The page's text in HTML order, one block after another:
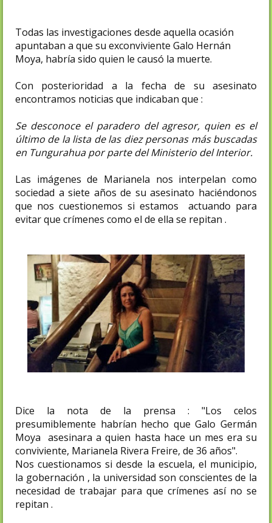
Todas las investigaciones desde aquella ocasión
apuntaban a que su exconviviente Galo Hernán
Moya, habría sido quien le causó la muerte.
Con posterioridad a la fecha de su asesinato
encontramos noticias que indicaban que :
Se desconoce el paradero del agresor, quien es el
último de la lista de las diez personas más buscadas
en Tungurahua por parte del Ministerio del Interior.
Las imágenes de Marianela nos interpelan como
sociedad a siete años de su asesinato haciéndonos
que nos cuestionemos si estamos actuando para
evitar que crímenes como el de ella se repitan .
Dice la nota de la prensa : "Los celos
presumiblemente habrían hecho que Galo Germán
Moya asesinara a quien hasta hace un mes era su
conviviente, Marianela Rivera Freire, de 36 años".
Nos cuestionamos si desde la escuela, el municipio,
la gobernación , la universidad son conscientes de la
necesidad de trabajar para que crímenes así no se
repitan .